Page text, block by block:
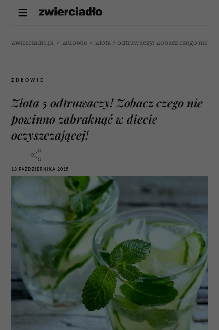
Zwierciadlo.pl > Zdrowie > Złota 5 odtruwaczy! Zobacz czego nie
ZDROWIE
Złota 5 odtruwaczy! Zobacz czego nie
powinno zabraknąć w diecie
oczyszczającej!
18 PAŹDZIERNIKA 2015